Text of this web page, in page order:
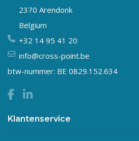
2370 Arendonk
Belgium
+32 14 95 41 20
info@cross-point.be
btw-nummer: BE 0829.152.634
Klantenservice